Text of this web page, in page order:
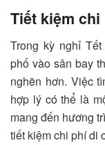
Tiết kiệm
Trong kỳ nghỉ
phố vào sân bay
nghẽn hơn. Việc
hợp lý có thể là
mang đến hương
tiết kiệm chi phí di